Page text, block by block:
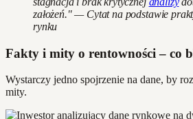
założeń." — Cytat na podstawie
rynku
Fakty i mity o rentowności – co
Wystarczy jedno spojrzenie na dane, by
mity.